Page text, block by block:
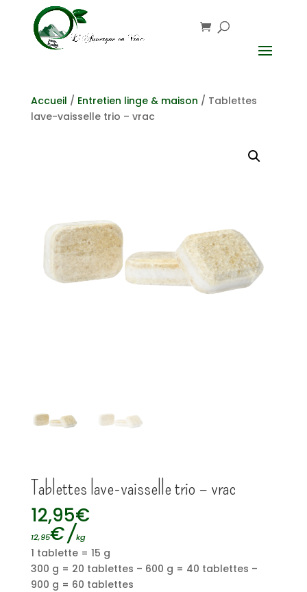
Accueil / Entretien linge & maison / Tablettes
lave-vaisselle trio – vrac
Tablettes lave-vaisselle trio – vrac
12,95€
12,95€/kg
1 tablette = 15 g
300 g = 20 tablettes – 600 g = 40 tablettes –
900 g = 60 tablettes